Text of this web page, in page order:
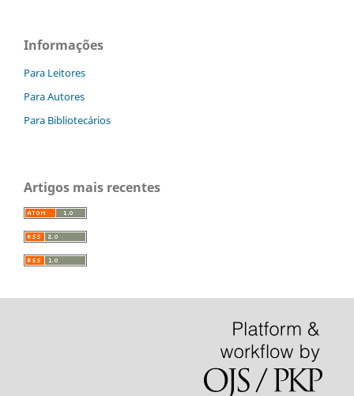
Informações
Para Leitores
Para Autores
Para Bibliotecários
Artigos mais recentes